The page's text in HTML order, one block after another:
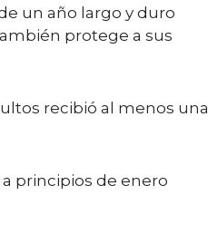
un año largo y duro
protege a sus
recibió al menos una
principios de enero